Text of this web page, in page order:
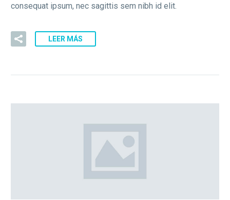
consequat ipsum, nec sagittis sem nibh id elit.
LEER MÁS